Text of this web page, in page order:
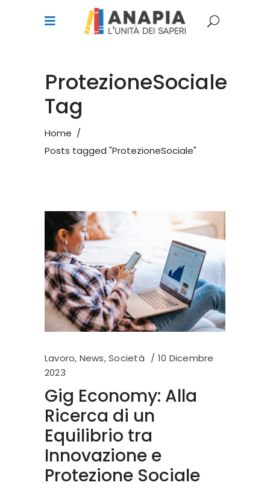
ProtezioneSociale
Tag
Home /
Posts tagged "ProtezioneSociale"
Lavoro, News,Società
10 Dicembre
2023
Gig Economy: Alla
Ricerca di un
Equilibrio tra
Innovazione e
Protezione Sociale